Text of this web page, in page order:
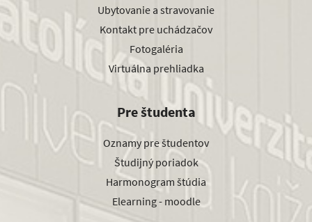
Ubytovanie a stravovanie
Kontakt pre uchádzačov
Fotogaléria
Virtuálna prehliadka
Pre študenta
Oznamy pre študentov
Študijný poriadok
Harmonogram štúdia
Elearning - moodle